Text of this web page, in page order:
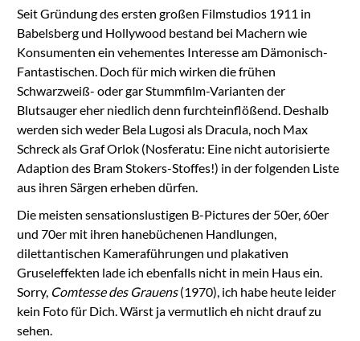
Seit Gründung des ersten großen Filmstudios 1911 in
Babelsberg und Hollywood bestand bei Machern wie
Konsumenten ein vehementes Interesse am Dämonisch-
Fantastischen. Doch für mich wirken die frühen
Schwarzweiß- oder gar Stummfilm-Varianten der
Blutsauger eher niedlich denn furchteinflößend. Deshalb
werden sich weder Bela Lugosi als Dracula, noch Max
Schreck als Graf Orlok (Nosferatu: Eine nicht autorisierte
Adaption des Bram Stokers-Stoffes!) in der folgenden Liste
aus ihren Särgen erheben dürfen.
Die meisten sensationslustigen B-Pictures der 50er, 60er
und 70er mit ihren hanebüchenen Handlungen,
dilettantischen Kameraführungen und plakativen
Gruseleffekten lade ich ebenfalls nicht in mein Haus ein.
Sorry, Comtesse des Grauens(1970), ich habe heute leider
kein Foto für Dich. Wärst ja vermutlich eh nicht drauf zu
sehen.